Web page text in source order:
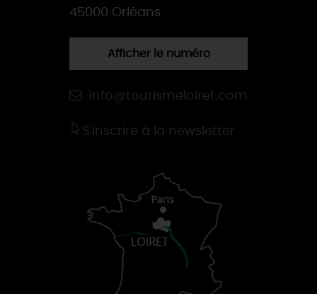
45000 Orléans
Afficher le numéro
info@tourismeloiret.com
S'inscrire à la newsletter